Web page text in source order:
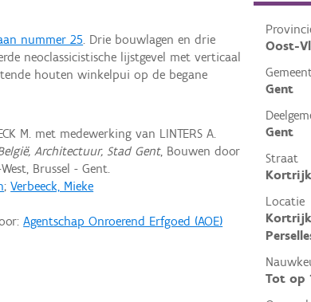
Oost-
Gent
Gent
Straat
Locatie
Tot op
nummer 25. Drie bouwlagen en drie
neoclassicistische lijstgevel met verticaal
houten winkelpui op de begane
M. met medewerking van LINTERS A.
Architectuur, Stad Gent, Bouwen door
Brussel - Gent.
;Verbeeck, Mieke
Agentschap Onroerend Erfgoed (AOE)